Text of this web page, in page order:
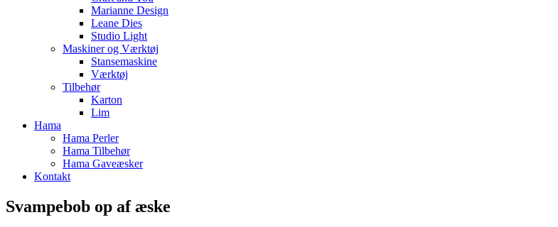
Marianne Design
Leane Dies
Studio Light
Maskiner og Værktøj
Stansemaskine
Værktøj
Tilbehør
Karton
Lim
Hama
Hama Perler
Hama Tilbehør
Hama Gaveæsker
Kontakt
Svampebob op af æske